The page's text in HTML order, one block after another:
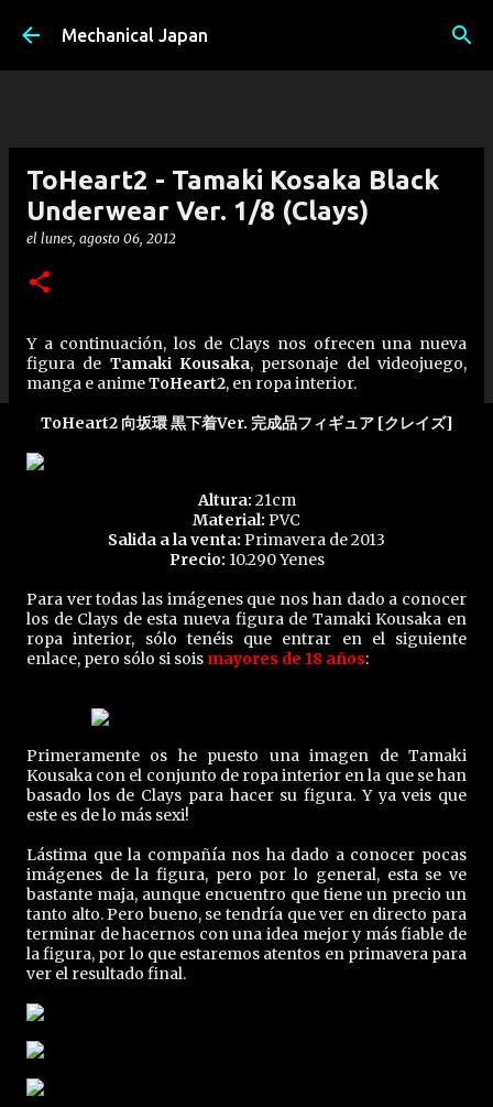
Ir al contenido principal
Mechanical Japan
ToHeart2 - Tamaki Kosaka Black
Underwear Ver. 1/8 (Clays)
el lunes, agosto 06, 2012
Y a continuación, los de Clays nos ofrecen una nueva
figura de Tamaki Kousaka, personaje del videojuego,
manga e animeToHeart2, en ropa interior.
ToHeart2 向坂環 黒下着Ver. 完成品フィギュア [クレイズ]
Altura: 21cm
Material: PVC
Salida a la venta: Primavera de 2013
Precio: 10.290 Yenes
Para ver todas las imágenes que nos han dado a conocer
los de Clays de esta nueva figura de Tamaki Kousaka en
ropa interior, sólo tenéis que entrar en el siguiente
enlace, pero sólo si sois mayores de 18 años:
Primeramente os he puesto una imagen de Tamaki
Kousaka con el conjunto de ropa interior en la que se han
basado los de Clays para hacer su figura. Y ya veis que
este es de lo más sexi!
Lástima que la compañía nos ha dado a conocer pocas
imágenes de la figura, pero por lo general, esta se ve
bastante maja, aunque encuentro que tiene un precio un
tanto alto. Pero bueno, se tendría que ver en directo para
terminar de hacernos con una idea mejor y más fiable de
la figura, por lo que estaremos atentos en primavera para
ver el resultado final.